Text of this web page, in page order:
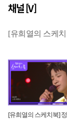
채널 [V]
[유희열의 스케치
[유희열의 스케치북]